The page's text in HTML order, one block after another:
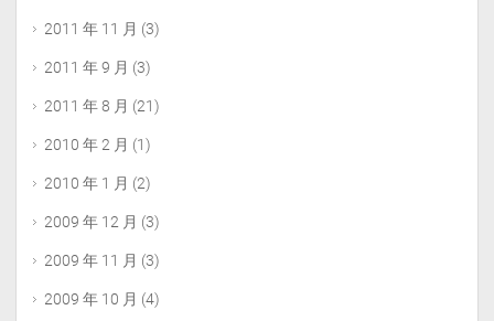
2011 年 11 月 (3)
2011 年 9 月 (3)
2011 年 8 月 (21)
2010 年 2 月 (1)
2010 年 1 月 (2)
2009 年 12 月 (3)
2009 年 11 月 (3)
2009 年 10 月 (4)